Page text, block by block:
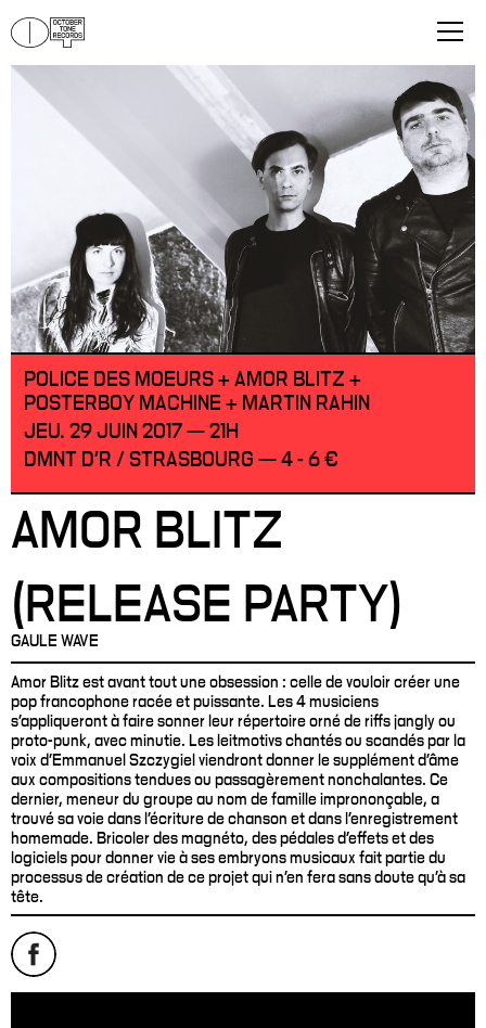
POLICE DES MOEURS + AMOR BLITZ +
POSTERBOY MACHINE + MARTIN RAHIN
JEU. 29 JUIN 2017 — 21H
DMNT D'R / STRASBOURG — 4 - 6 €
AMOR BLITZ
(RELEASE PARTY)
GAULE WAVE
Amor Blitz est avant tout une obsession : celle de vouloir créer une
pop francophone racée et puissante. Les 4 musiciens
s’appliqueront à faire sonner leur répertoire orné de riffs jangly ou
proto-punk, avec minutie. Les leitmotivs chantés ou scandés par la
voix d’Emmanuel Szczygiel viendront donner le supplément d'âme
aux compositions tendues ou passagèrement nonchalantes. Ce
dernier, meneur du groupe au nom de famille imprononçable, a
trouvé sa voie dans l’écriture de chanson et dans l’enregistrement
homemade. Bricoler des magnéto, des pédales d’effets et des
logiciels pour donner vie à ses embryons musicaux fait partie du
processus de création de ce projet qui n’en fera sans doute qu’à sa
tête.